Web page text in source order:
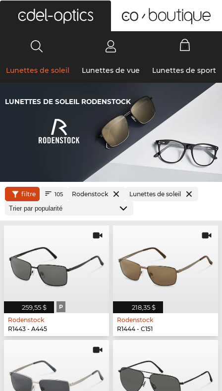
Lunettes de soleil Lunettes de vue Lunettes de sport
LUNETTES DE SOLEIL RODENSTOCK
filtre 105 Rodenstock Lunettes de soleil
259,55 $ P
Rodenstock
R1443 - A445
218,35 $
Rodenstock
R1444 - C151